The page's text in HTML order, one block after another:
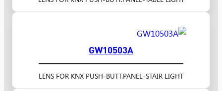
GW10503A
LENS FOR KNX PUSH-BUTT.PANEL-STAIR LIGHT